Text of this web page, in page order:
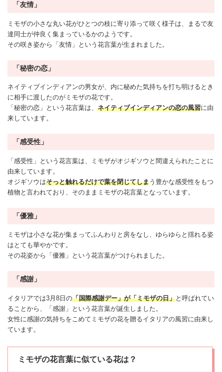
「友情」
ミモザの小さな丸い花がひとつの枝に寄り添って咲く様子は、まるで友
達同士が仲良く集まっているかのようです。
その咲き姿から「友情 」という花言葉が生まれました。
「秘密の恋」
ネイティブインディアンの男女が、内に秘めた気持ちを打ち明けるとき
に相手に渡したのがミモザの花です。
「秘密の恋」という花言葉は、 ネイティブインディアンの恋の風習に由
来しています。
「感受性」
「感受性」という花言葉は、ミモザがオジギソウ と間違えられたことに
由来しています。
オジギソウ はそっと触れるだけで葉を閉じてしまう豊かな感受性をもつ
植物と言われており、そのままミモザの花言葉となっています。
「優雅」
ミモザは小さな花が集まってふんわりと房をなし、ゆらゆらと揺れる姿
はとても華やかです。
その花姿から「優雅」という花言葉がつけられました。
「感謝」
イタリアでは3月8日の「国際感謝デー」が「ミモザの日」と呼ばれてい
ることから、「感謝」という花言葉が誕生しました。
女性に感謝の気持ちをこめてミモザの花を贈るイタリアの風習に由来し
ています。
ミモザの花言葉に似ている花は？